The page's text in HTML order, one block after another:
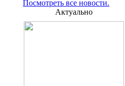
Посмотреть все новости.
Актуально